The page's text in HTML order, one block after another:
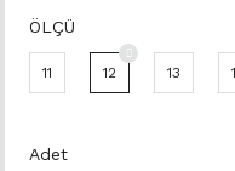
ÖLÇÜ
11 12 13
Adet